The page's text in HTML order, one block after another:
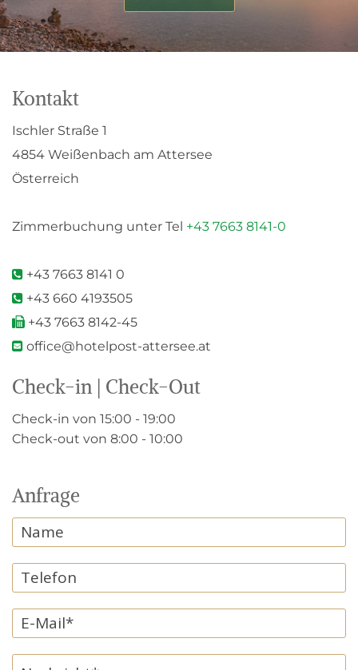
Kontakt
Ischler Straße 1
4854 Weißenbach am Attersee
Österreich
Zimmerbuchung unter Tel +43 7663 8141-0
 +43 7663 8141 0
 +43 660 4193505
 +43 7663 8142-45
 office@hotelpost-attersee.at
Check-in | Check-Out
Check-in von 15:00 - 19:00
Check-out von 8:00 - 10:00
Anfrage